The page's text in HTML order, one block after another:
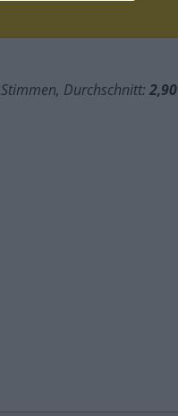
Stimmen, Durchschnitt: 2,90